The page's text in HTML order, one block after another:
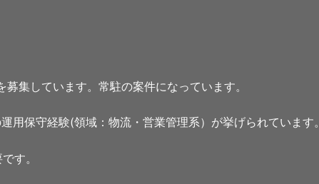
集しています。常駐の案件になっています。
用保守経験(領域：物流・営業管理系）が挙げられています。
す。